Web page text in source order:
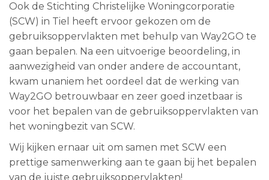
Ook de Stichting Christelijke Woningcorporatie
(SCW) in Tiel heeft ervoor gekozen om de
gebruiksoppervlakten met behulp van Way2GO te
gaan bepalen. Na een uitvoerige beoordeling, in
aanwezigheid van onder andere de accountant,
kwam unaniem het oordeel dat de werking van
Way2GO betrouwbaar en zeer goed inzetbaar is
voor het bepalen van de gebruiksoppervlakten van
het woningbezit van SCW.
Wij kijken ernaar uit om samen met SCW een
prettige samenwerking aan te gaan bij het bepalen
van de juiste gebruiksoppervlakten!